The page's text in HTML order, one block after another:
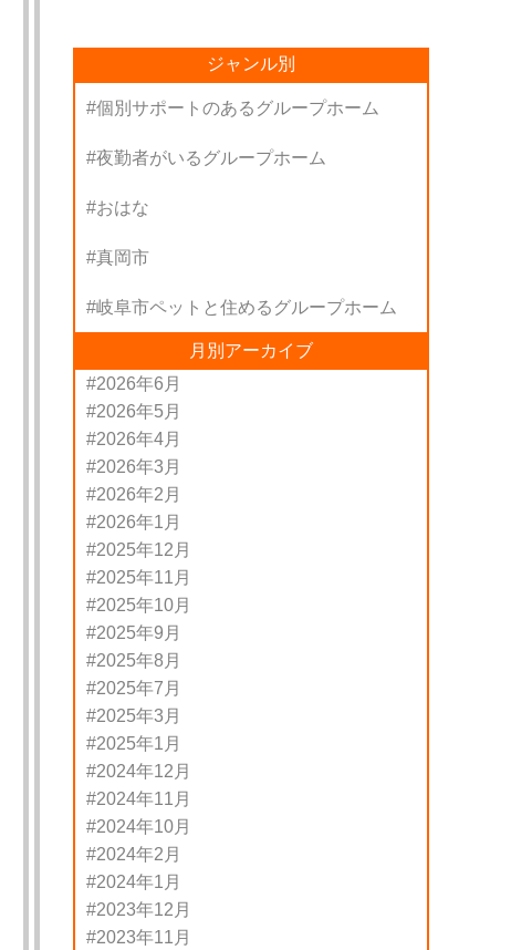
ジャンル別
個別サポートのあるグループホーム
夜勤者がいるグループホーム
おはな
真岡市
岐阜市ペットと住めるグループホーム
月別アーカイブ
2026年6月
2026年5月
2026年4月
2026年3月
2026年2月
2026年1月
2025年12月
2025年11月
2025年10月
2025年9月
2025年8月
2025年7月
2025年3月
2025年1月
2024年12月
2024年11月
2024年10月
2024年2月
2024年1月
2023年12月
2023年11月